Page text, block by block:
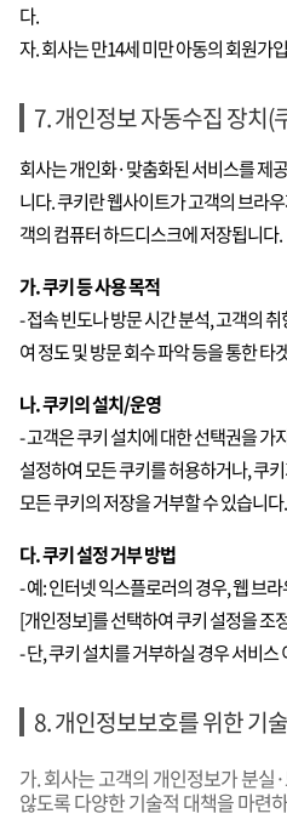
다.
자. 회사는 만14세 미만 아동의 회원가
7. 개인정보 자동수집 장치(
회사는 개인화·맞춤화된 서비스를 제
니다. 쿠키란 웹사이트가 고객의 브라
객의 컴퓨터 하드디스크에 저장됩니다.
가. 쿠키 등 사용 목적
- 접속 빈도나 방문 시간 분석, 고객의
여 정도 및 방문 회수 파악 등을 통한 타
나. 쿠키의 설치/운영
- 고객은 쿠키 설치에 대한 선택권을
설정하여 모든 쿠키를 허용하거나, 쿠
모든 쿠키의 저장을 거부할 수 있습니다.
다. 쿠키 설정 거부 방법
- 예: 인터넷 익스플로러의 경우, 웹 브
[개인정보]를 선택하여 쿠키 설정을 조
- 단, 쿠키 설치를 거부하실 경우 서비
8. 개인정보보호를 위한 기
가. 회사는 고객의 개인정보가 분
않도록 다양한 기술적 대책을 마련